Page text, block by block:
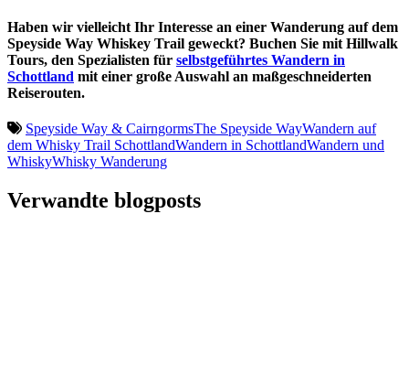
Haben wir vielleicht Ihr Interesse an einer Wanderung auf dem
Speyside Way Whiskey Trail geweckt? Buchen Sie mit Hillwalk
Tours, den Spezialisten für selbstgeführtes Wandern in
Schottland mit einer große Auswahl an maßgeschneiderten
Reiserouten.
Speyside Way & CairngormsThe Speyside WayWandern auf
dem Whisky Trail SchottlandWandern in SchottlandWandern und
WhiskyWhisky Wanderung
Verwandte blogposts